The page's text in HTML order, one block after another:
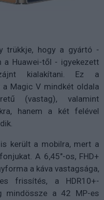
trükkje, hogy a gyártó -
Huawei-től - igyekezett
kialakítani. Ez a
Magic V mindkét oldala
(vastag), valamint
hanem a két felével
került a mobilra, mert a
A 6,45"-os, FHD+
a káva vastagsága,
frissítés, a HDR10+-
mindössze a 42 MP-es